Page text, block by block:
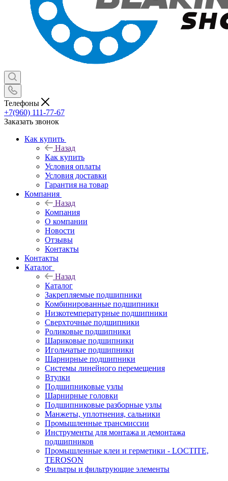
Телефоны
+7(960) 111-77-67
Заказать звонок
Как купить
Назад
Как купить
Условия оплаты
Условия доставки
Гарантия на товар
Компания
Назад
Компания
О компании
Новости
Отзывы
Контакты
Контакты
Каталог
Назад
Каталог
Закрепляемые подшипники
Комбинированные подшипники
Низкотемпературные подшипники
Сверхточные подшипники
Роликовые подшипники
Шариковые подшипники
Игольчатые подшипники
Шарнирные подшипники
Системы линейного перемещения
Втулки
Подшипниковые узлы
Шарнирные головки
Подшипниковые разборные узлы
Манжеты, уплотнения, сальники
Промышленные трансмиссии
Инструменты для монтажа и демонтажа
подшипников
Промышленные клеи и герметики - LOCTITE,
TEROSON
Фильтры и фильтрующие элементы